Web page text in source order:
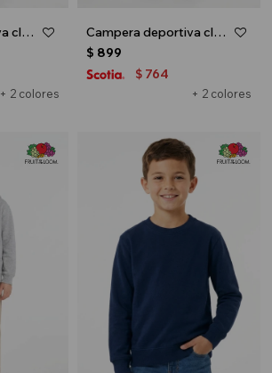
Campera deportiva clásica con capucha - UNISEX - Negro
+ 2 colores
Campera deportiva clásica con capucha - UNISEX - Azul marino
+ 2 colores
$ 899
$ 764